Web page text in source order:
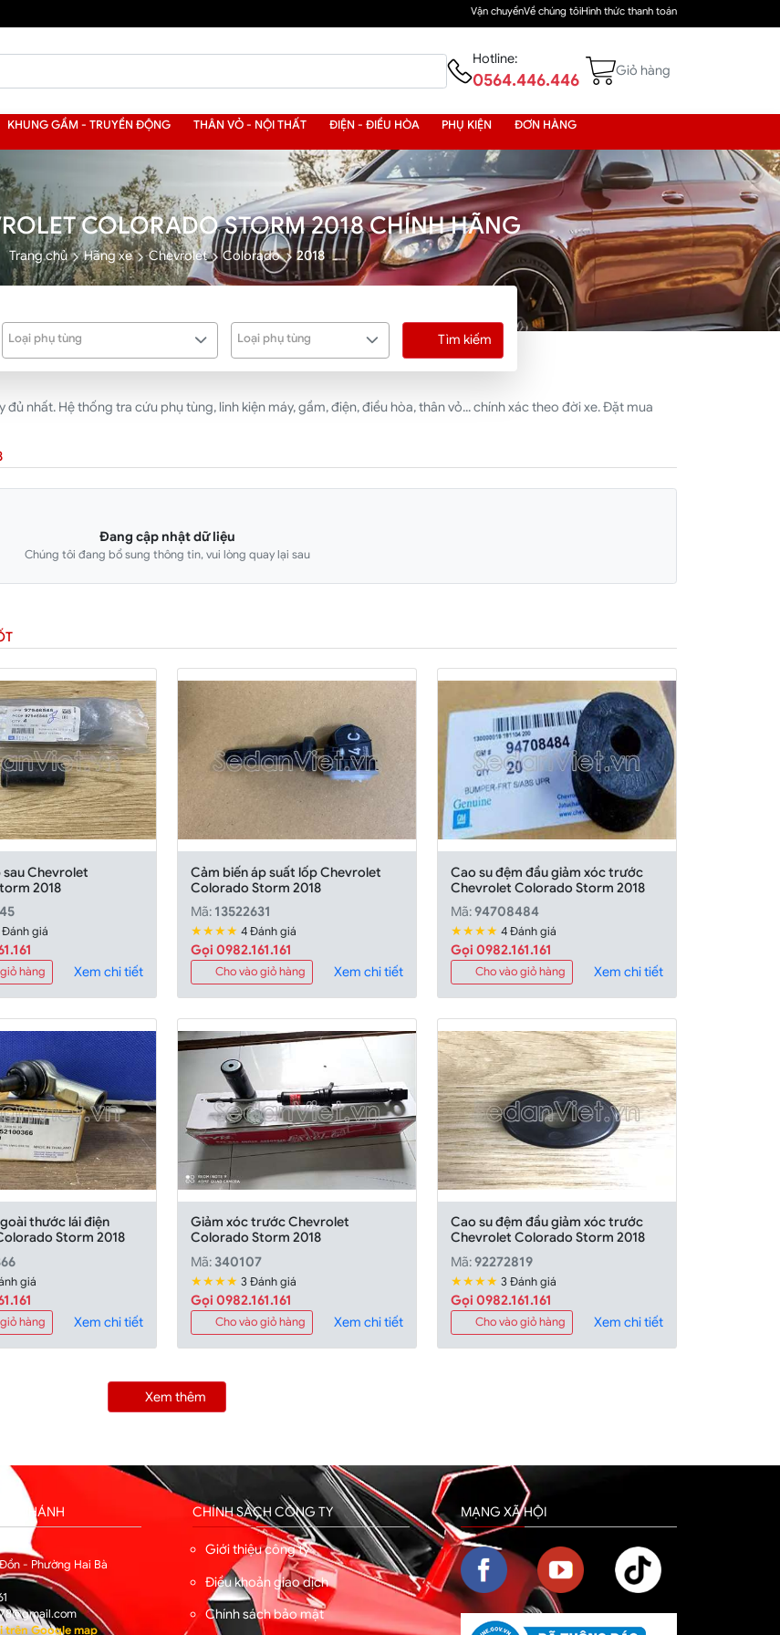
Vận chuyểnVề chúng tôiHình thức thanh toán
Hotline:
0564.446.446 Giỏ hàng
KHUNG GẦM - TRUYỀN ĐỘNG THÂN VỎ - NỘI THẤT ĐIỆN - ĐIỀU HÒA PHỤ KIỆN ĐƠN HÀNG
COLORADO STORM 2018 CHÍNH HÃNG
Trang chủ Hãng xe Chevrolet Colorado 2018
Loại phụ tùng Loại phụ tùng Tìm kiếm
nhất. Hệ thống tra cứu phụ tùng, linh kiện máy, gầm, điện, điều hòa, thân vỏ... chính xác theo đời xe. Đặt mua
Đang cập nhật dữ liệu
Chúng tôi đang bổ sung thông tin, vui lòng quay lại sau
sau Chevrolet
2018
Đánh giá
hàng Xem chi tiết
Cảm biến áp suất lốp Chevrolet
Colorado Storm 2018
Mã: 13522631
★★★★ 4 Đánh giá
Gọi 0982.161.161
Cho vào giỏ hàng Xem chi tiết
Cao su đệm đầu giảm xóc trước
Chevrolet Colorado Storm 2018
Mã:94708484
★★★★ 4 Đánh giá
Gọi 0982.161.161
Cho vào giỏ hàng Xem chi tiết
thước lái điện
Storm 2018
giá
hàng Xem chi tiết
Giảm xóc trước Chevrolet
Colorado Storm 2018
Mã: 340107
★★★★ 3 Đánh giá
Gọi 0982.161.161
Cho vào giỏ hàng Xem chi tiết
Cao su đệm đầu giảm xóc trước
Chevrolet Colorado Storm 2018
Mã:92272819
★★★★ 3 Đánh giá
Gọi 0982.161.161
Cho vào giỏ hàng Xem chi tiết
Xem thêm
NHÁNH
- Phường Hai Bà
trên Google map
CHÍNH SÁCH CÔNG TY
Giới thiệu công ty
Điều khoản giao dịch
Chính sách bảo mật
MẠNG XÃ HỘI